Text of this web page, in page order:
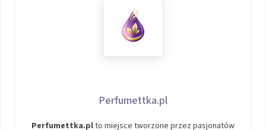
Perfumettka.pl
Perfumettka.plto miejsce tworzone przez pasjonatów